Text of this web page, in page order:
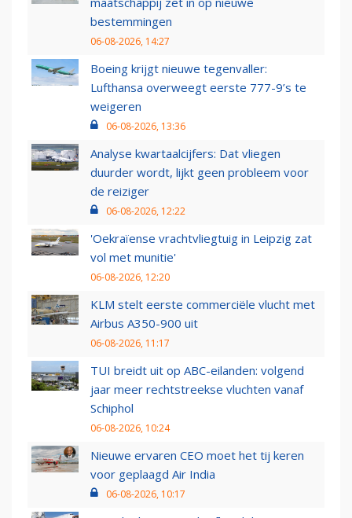
bestemmingen
06-08-2026, 14:27
Boeing krijgt nieuwe tegenvaller:
Lufthansa overweegt eerste 777-9’s te
weigeren
06-08-2026, 13:36
Analyse kwartaalcijfers: Dat vliegen
duurder wordt, lijkt geen probleem voor
de reiziger
06-08-2026, 12:22
'Oekraïense vrachtvliegtuig in Leipzig zat
vol met munitie'
06-08-2026, 12:20
KLM stelt eerste commerciële vlucht met
Airbus A350-900 uit
06-08-2026, 11:17
TUI breidt uit op ABC-eilanden: volgend
jaar meer rechtstreekse vluchten vanaf
Schiphol
06-08-2026, 10:24
Nieuwe ervaren CEO moet het tij keren
voor geplaagd Air India
06-08-2026, 10:17